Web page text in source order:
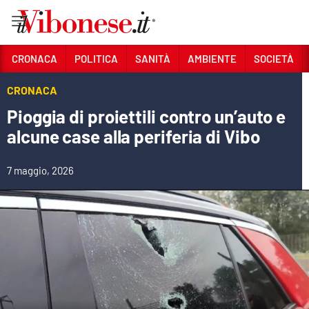
Sezioni
CRONACA
POLITICA
SANITÀ
AMBIENTE
SOCIETÀ
CULTURA
ECONOMIA E LAVORO
CRONACA POLITICA SANITÀ AMBIENTE SOCIETÀ
CRONACA
Pioggia di proiettili contro un’auto e
alcune case alla periferia di Vibo
7 maggio, 2026